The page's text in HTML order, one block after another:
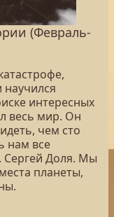
(Февраль-
научился
интересных
весь мир. Он
чем сто
нам все
Сергей Доля. Мы
планеты,